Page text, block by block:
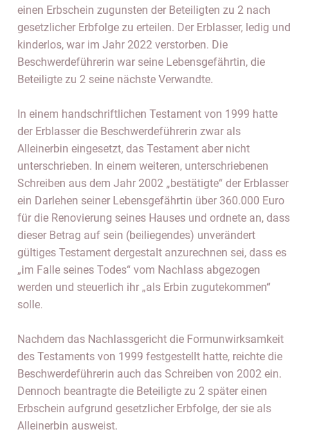
einen Erbschein zugunsten der Beteiligten zu 2 nach
gesetzlicher Erbfolge zu erteilen. Der Erblasser, ledig und
kinderlos, war im Jahr 2022 verstorben. Die
Beschwerdeführerin war seine Lebensgefährtin, die
Beteiligte zu 2 seine nächste Verwandte.
In einem handschriftlichen Testament von 1999 hatte
der Erblasser die Beschwerdeführerin zwar als
Alleinerbin eingesetzt, das Testament aber nicht
unterschrieben. In einem weiteren, unterschriebenen
Schreiben aus dem Jahr 2002 „bestätigte“ der Erblasser
ein Darlehen seiner Lebensgefährtin über 360.000 Euro
für die Renovierung seines Hauses und ordnete an, dass
dieser Betrag auf sein (beiliegendes) unverändert
gültiges Testament dergestalt anzurechnen sei, dass es
„im Falle seines Todes“ vom Nachlass abgezogen
werden und steuerlich ihr „als Erbin zugutekommen“
solle.
Nachdem das Nachlassgericht die Formunwirksamkeit
des Testaments von 1999 festgestellt hatte, reichte die
Beschwerdeführerin auch das Schreiben von 2002 ein.
Dennoch beantragte die Beteiligte zu 2 später einen
Erbschein aufgrund gesetzlicher Erbfolge, der sie als
Alleinerbin ausweist.